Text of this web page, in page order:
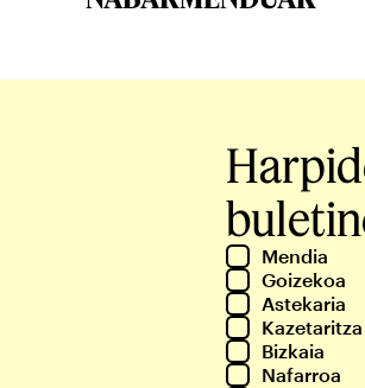
Mendia
Goizekoa
Astekaria
Kazetaritza
Bizkaia
Nafarroa